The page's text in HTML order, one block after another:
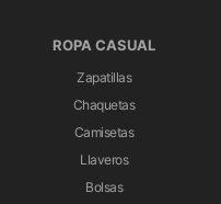
ROPA CASUAL
Zapatillas
Chaquetas
Camisetas
Llaveros
Bolsas